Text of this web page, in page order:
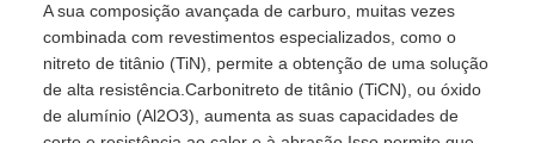
A sua composição avançada de carburo, muitas vezes
combinada com revestimentos especializados, como o
nitreto de titânio (TiN), permite a obtenção de uma solução
de alta resistência.Carbonitreto de titânio (TiCN), ou óxido
de alumínio (Al2O3), aumenta as suas capacidades de